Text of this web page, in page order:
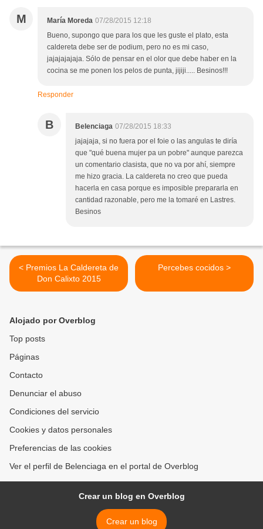
M María Moreda 07/28/2015 12:18
Bueno, supongo que para los que les guste el plato, esta
caldereta debe ser de podium, pero no es mi caso,
jajajajajaja. Sólo de pensar en el olor que debe haber en la
cocina se me ponen los pelos de punta, jijiji..... Besinos!!!
Responder
B Belenciaga 07/28/2015 18:33
jajajaja, si no fuera por el foie o las angulas te diría
que "qué buena mujer pa un pobre" aunque parezca
un comentario clasista, que no va por ahí, siempre
me hizo gracia. La caldereta no creo que pueda
hacerla en casa porque es imposible prepararla en
cantidad razonable, pero me la tomaré en Lastres.
Besinos
< Premios La Caldereta de
Don Calixto 2015
Percebes cocidos >
Alojado por Overblog
Top posts
Páginas
Contacto
Denunciar el abuso
Condiciones del servicio
Cookies y datos personales
Preferencias de las cookies
Ver el perfil de Belenciaga en el portal de Overblog
Crear un blog en Overblog
Crear un blog